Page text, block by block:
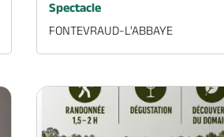
Spectacle
FONTEVRAUD-L'ABBAYE